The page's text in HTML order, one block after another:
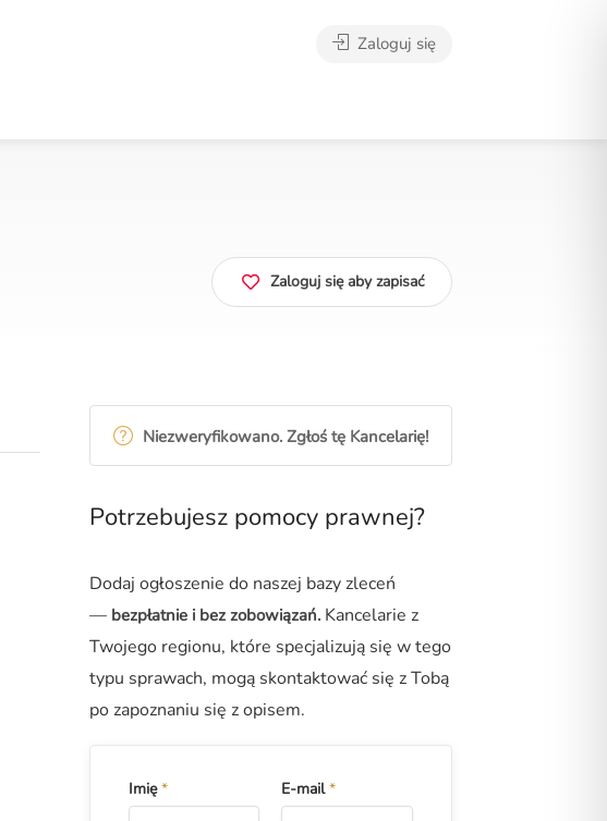
Zaloguj się
Zaloguj się aby zapisać
Niezweryfikowano. Zgłoś tę Kancelarię!
Potrzebujesz pomocy prawnej?
Dodaj ogłoszenie do naszej bazy zleceń
— bezpłatnie i bez zobowiązań.Kancelarie z
Twojego regionu, które specjalizują się w tego
typu sprawach, mogą skontaktować się z Tobą
po zapoznaniu się z opisem.
Imię* E-mail*